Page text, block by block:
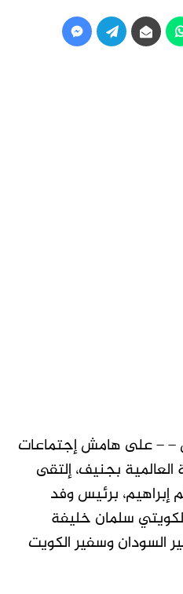
– – على هامش إجتماعات
الصحة العالمية بجنيف، إلتقى
إبراهيم، برئيس وفد
سلمان خليفة
السودان وسفير الكويت